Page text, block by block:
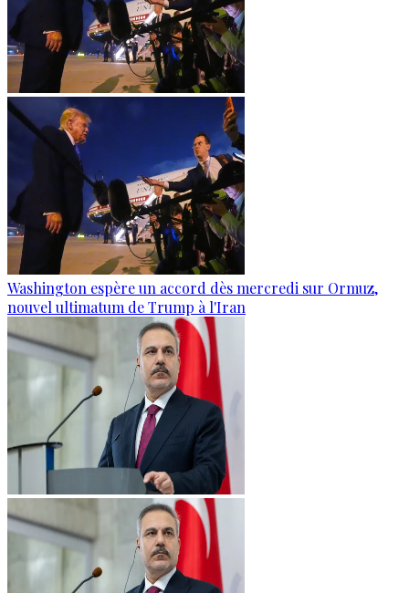
Washington espère un accord dès mercredi sur Ormuz,
nouvel ultimatum de Trump à l'Iran